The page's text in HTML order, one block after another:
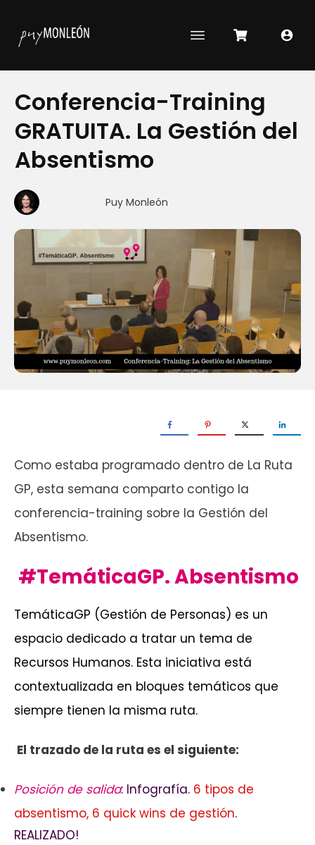
Conferencia-Training
GRATUITA. La Gestión del
Absentismo
Puy Monleón
Como estaba programado dentro de La Ruta
GP, esta semana comparto contigo la
conferencia-training sobre la Gestión del
Absentismo.
#TemáticaGP. Absentismo
TemáticaGP (Gestión de Personas) es un
espacio dedicado a tratar un tema de
Recursos Humanos. Esta iniciativa está
contextualizada en bloques temáticos que
siempre tienen la misma ruta.
El trazado de la ruta es el siguiente:
Posición de salida: Infografía. 6 tipos de
absentismo, 6 quick wins de gestión.
REALIZADO!